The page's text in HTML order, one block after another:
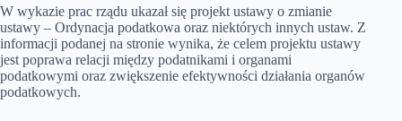
W wykazie prac rządu ukazał się projekt ustawy o zmianie
ustawy – Ordynacja podatkowa oraz niektórych innych ustaw. Z
informacji podanej na stronie wynika, że celem projektu ustawy
jest poprawa relacji między podatnikami i organami
podatkowymi oraz zwiększenie efektywności działania organów
podatkowych.